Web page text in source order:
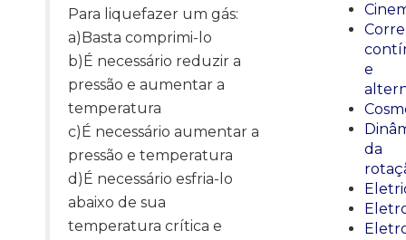
Para liquefazer um gás:
a)Basta comprimi-lo
b)É necessário reduzir a
pressão e aumentar a
temperatura
c)É necessário aumentar a
pressão e temperatura
d)É necessário esfria-lo
abaixo de sua
temperatura crítica e
e
da